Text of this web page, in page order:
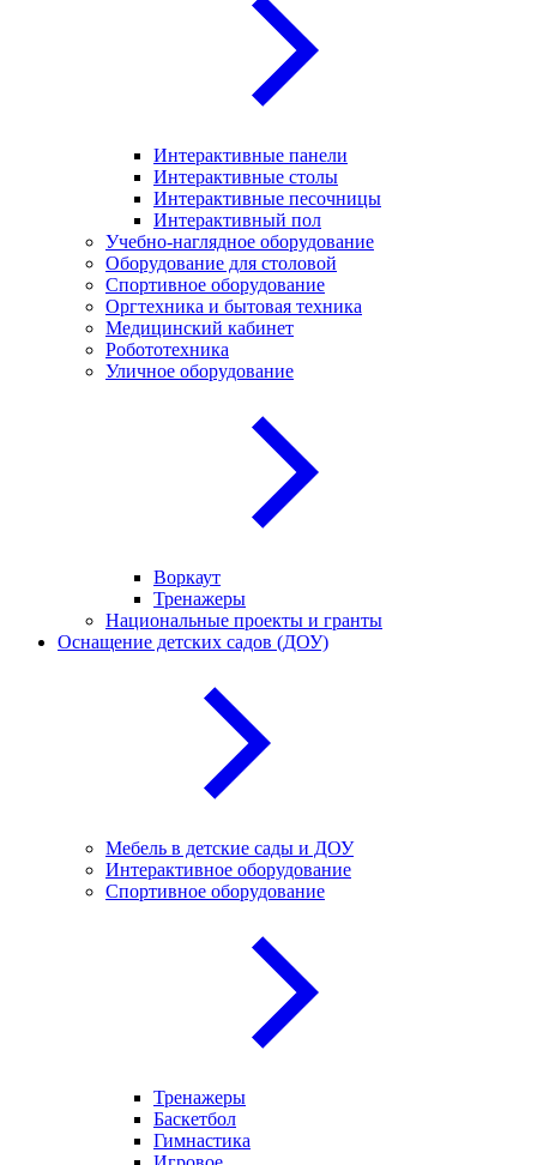
Интерактивные панели
Интерактивные столы
Интерактивные песочницы
Интерактивный пол
Учебно-наглядное оборудование
Оборудование для столовой
Спортивное оборудование
Оргтехника и бытовая техника
Медицинский кабинет
Робототехника
Уличное оборудование
Воркаут
Тренажеры
Национальные проекты и гранты
Оснащение детских садов (ДОУ)
Мебель в детские сады и ДОУ
Интерактивное оборудование
Спортивное оборудование
Тренажеры
Баскетбол
Гимнастика